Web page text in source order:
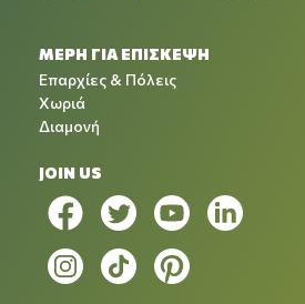
ΜΕΡΗ ΓΙΑ ΕΠΙΣΚΕΨΗ
Επαρχίες & Πόλεις
Χωριά
Διαμονή
JOIN US